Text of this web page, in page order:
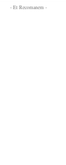
- Et Recomanem -